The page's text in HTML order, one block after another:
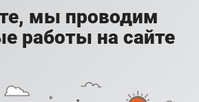
мы проводим
работы на сайте